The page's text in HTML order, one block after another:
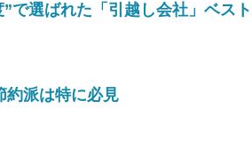
選ばれた「引越し会社」ベスト
約派は特に必見